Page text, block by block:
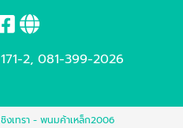
2, 081-399-2026
ชิงเทรา - พนมค้าเหล็ก2006